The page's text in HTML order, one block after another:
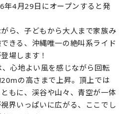
年4月29日にオープンすると発
ら、子どもから大人まで家族み
きる、沖縄唯一の絶叫系ライド
場します！
心地よい風を感じながら回転
の高さまで上昇。頂上では
もに、渓谷や山々、青空が一体
界いっぱいに広がる、ここでし